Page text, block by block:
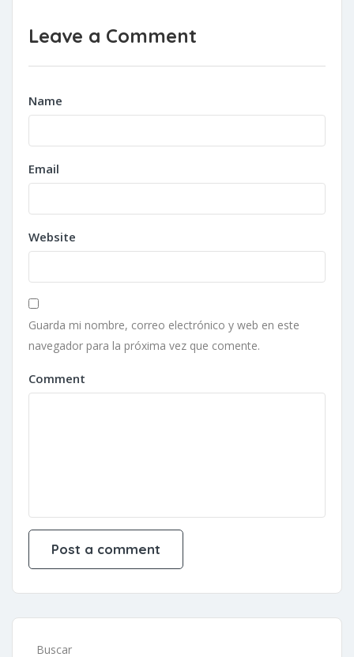
Leave a Comment
Name
Email
Website
Guarda mi nombre, correo electrónico y web en este
navegador para la próxima vez que comente.
Comment
Buscar